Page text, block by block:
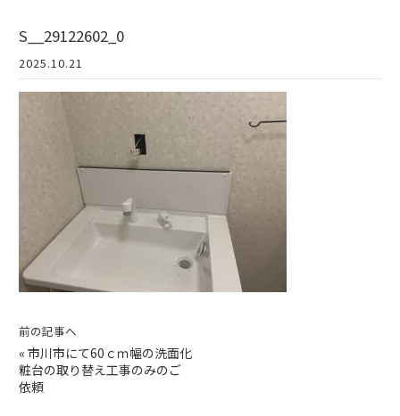
S__29122602_0
2025.10.21
前の記事へ
« 市川市にて60ｃｍ幅の洗面化
粧台の取り替え工事のみのご
依頼